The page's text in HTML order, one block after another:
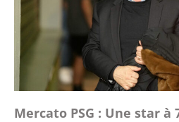
Mercato PSG : Une star à